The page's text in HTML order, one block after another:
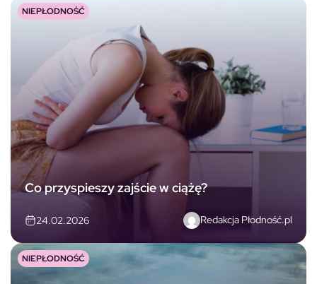
Co przyspieszy zajście w ciążę?
24.02.2026 Redakcja Płodność.pl
NIEPŁODNOŚĆ
NIEPŁODNOŚĆ